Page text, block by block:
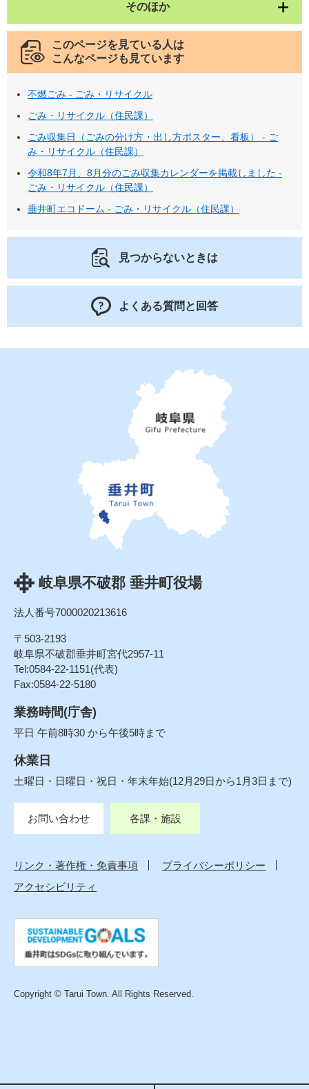
そのほか
このページを見ている人は
こんなページも見ています
不燃ごみ - ごみ・リサイクル
ごみ・リサイクル（住民課）
ごみ収集日（ごみの分け方・出し方ポスター、看板） - ご
み・リサイクル（住民課）
令和8年7月、8月分のごみ収集カレンダーを掲載しました -
ごみ・リサイクル（住民課）
垂井町エコドーム - ごみ・リサイクル（住民課）
見つからないときは
よくある質問と回答
岐阜県不破郡 垂井町役場
法人番号7000020213616
〒503-2193
岐阜県不破郡垂井町宮代2957-11
Tel:0584-22-1151(代表)
Fax:0584-22-5180
業務時間(庁舎)
平日 午前8時30 から午後5時まで
休業日
土曜日・日曜日・祝日・年末年始(12月29日から1月3日まで)
お問い合わせ 各課・施設
リンク・著作権・免責事項
プライバシーポリシー
アクセシビリティ
Copyright © Tarui Town. All Rights Reserved.